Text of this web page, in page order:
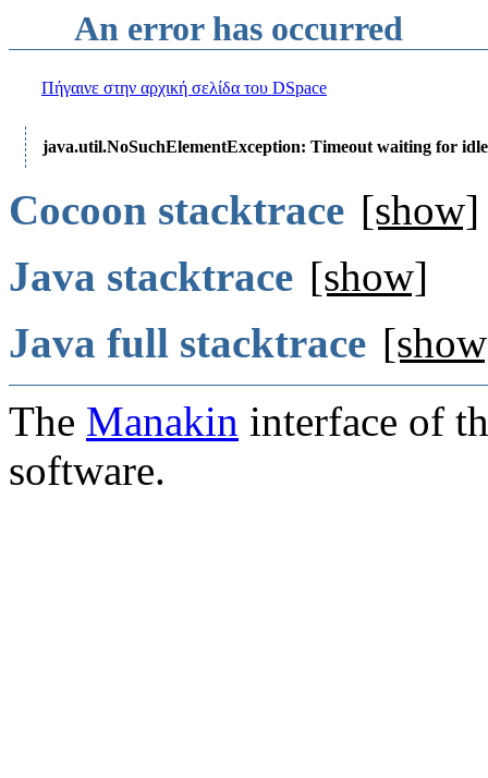
An error has occurred
Πήγαινε στην αρχική σελίδα του DSpace
java.util.NoSuchElementException: Timeout waiting for
Cocoon stacktrace [show]
Java stacktrace [show]
Java full stacktrace
The Manakin interface of
software.